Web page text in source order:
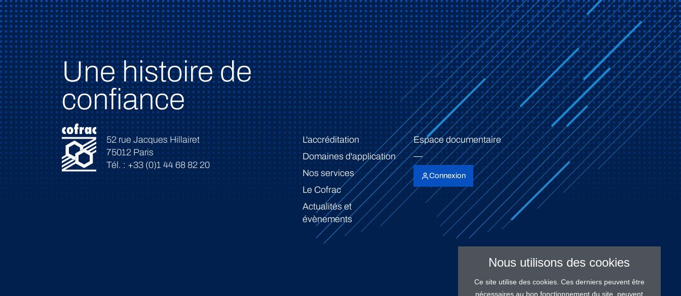
Une histoire de
confiance
52 rue Jacques Hillairet
75012 Paris
Tél. : +33 (0)1 44 68 82 20
L'accréditation
Domaines d'application
Nos services
Le Cofrac
Actualités et
évènements
Espace documentaire
Connexion
Nous utilisons des cookies
Ce site utilise des cookies. Ces derniers peuvent être
nécessaires au bon fonctionnement du site, peuvent